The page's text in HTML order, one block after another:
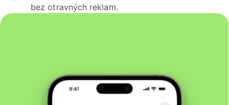
bez otravných reklam.